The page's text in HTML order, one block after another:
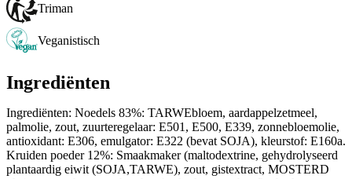
Triman
Veganistisch
Ingrediënten
Ingrediënten: Noedels 83%: TARWEbloem, aardappelzetmeel,
palmolie, zout, zuurteregelaar: E501, E500, E339, zonnebloemolie,
antioxidant: E306, emulgator: E322 (bevat SOJA), kleurstof: E160a.
Kruiden poeder 12%: Smaakmaker (maltodextrine, gehydrolyseerd
plantaardig eiwit (SOJA,TARWE), zout, gistextract, MOSTERD